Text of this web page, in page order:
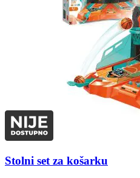
Stolni set za košarku